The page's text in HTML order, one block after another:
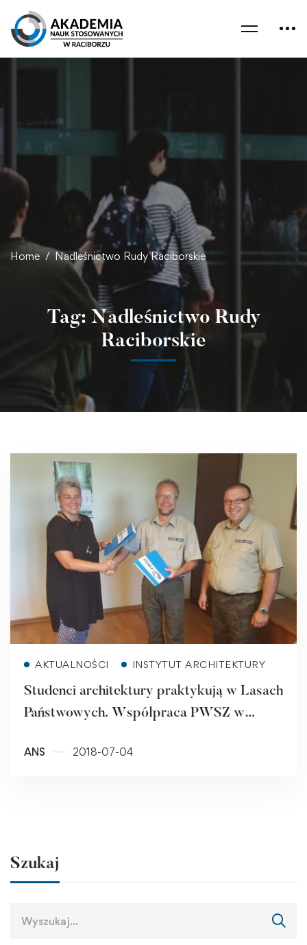
Home Nadleśnictwo Rudy Raciborskie
Tag: Nadleśnictwo Rudy
Raciborskie
AKTUALNOŚCI INSTYTUT ARCHITEKTURY
Studenci architektury praktykują w Lasach
Państwowych. Współpraca PWSZ w
Raciborskie
ANS 2018-07-04
Szukaj